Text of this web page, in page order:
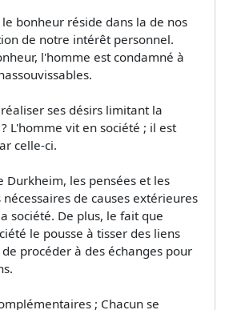
bonheur réside dans la de nos
de notre intérêt personnel.
l'homme est condamné à
ses désirs limitant la
L'homme vit en société ; il est
celle-ci.
Durkheim, les pensées et les
de causes extérieures
société. De plus, le fait que
le pousse à tisser des liens
procéder à des échanges pour
; Chacun se